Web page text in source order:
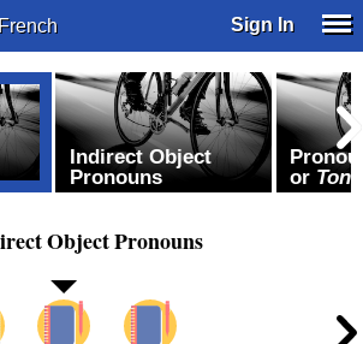
Sign In
Indirect Object
Pronouns
or
Object Pronouns